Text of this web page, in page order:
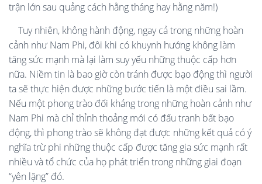
trận lớn sau quảng cách hằng tháng hay hằng năm!)
Tuy nhiên, không hành động, ngay cả trong những hoàn
cảnh như Nam Phi, đôi khi có khuynh hướng không làm
tăng sức mạnh mà lại làm suy yếu những thuộc cấp hơn
nữa. Niềm tin là bao giờ còn tránh được bạo động thì người
ta sẽ thực hiện được những bước tiến là một điều sai lầm.
Nếu một phong trào đối kháng trong những hoàn cảnh như
Nam Phi mà chỉ thỉnh thoảng mới có đấu tranh bất bạo
động, thì phong trào sẽ không đạt được những kết quả có ý
nghĩa trừ phi những thuộc cấp được tăng gia sức mạnh rất
nhiều và tổ chức của họ phát triển trong những giai đoạn
“yên lặng” đó.